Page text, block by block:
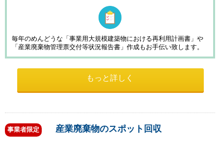
毎年のめんどうな「事業用大規模建築物における再利用計画書」や
「産業廃棄物管理票交付等状況報告書」作成もお手伝い致します。
もっと詳しく
事業者限定 産業廃棄物のスポット回収